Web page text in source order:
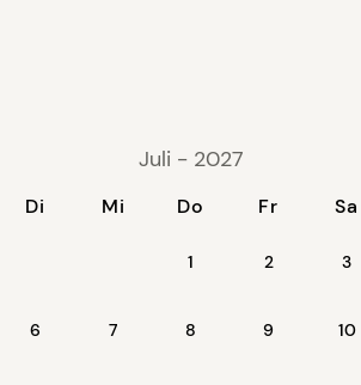
Juli - 2027
Di Mi Do Fr Sa
1 2 3
6 7 8 9 10